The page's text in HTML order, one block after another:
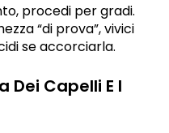
procedi per gradi.
“di prova”, vivici
se accorciarla.
Dei Capelli E I